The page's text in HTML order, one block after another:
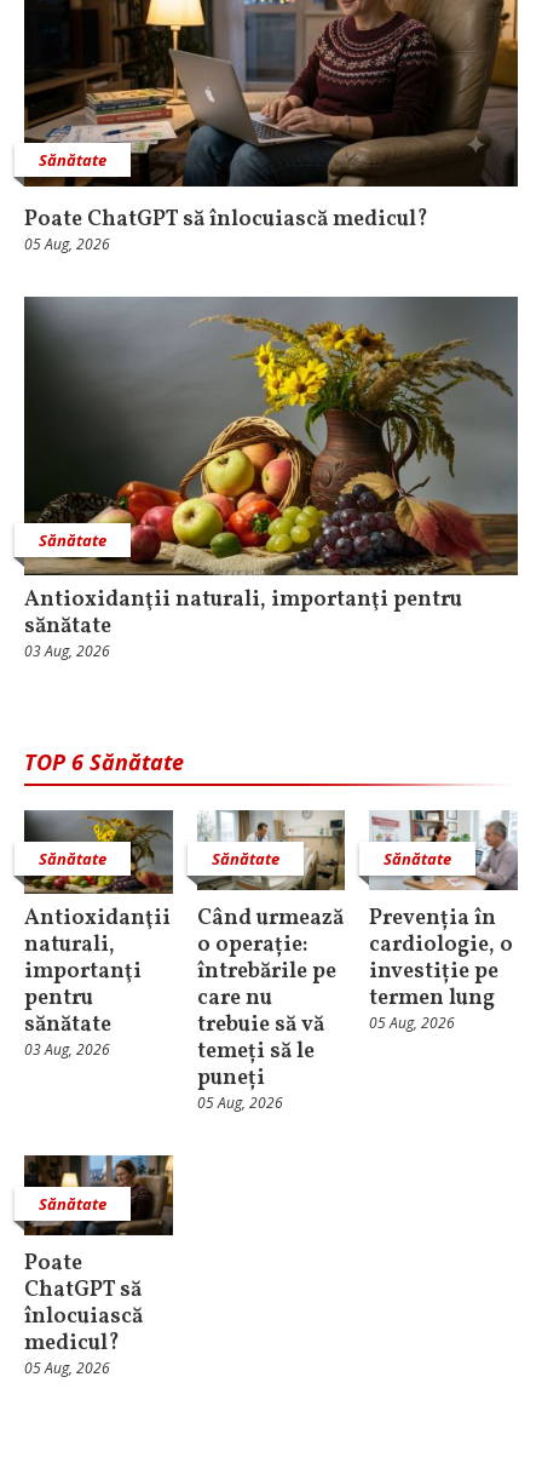
Sănătate
Poate ChatGPT să înlocuiască medicul?
05 Aug, 2026
Sănătate
Antioxidanţii naturali, importanţi pentru
sănătate
03 Aug, 2026
TOP 6 Sănătate
Sănătate
Antioxidanţii
naturali,
importanţi
pentru
sănătate
03 Aug, 2026
Sănătate
Când urmează
o operație:
întrebările pe
care nu
trebuie să vă
temeți să le
puneți
05 Aug, 2026
Sănătate
Prevenția în
cardiologie, o
investiție pe
termen lung
05 Aug, 2026
Sănătate
Poate
ChatGPT să
înlocuiască
medicul?
05 Aug, 2026